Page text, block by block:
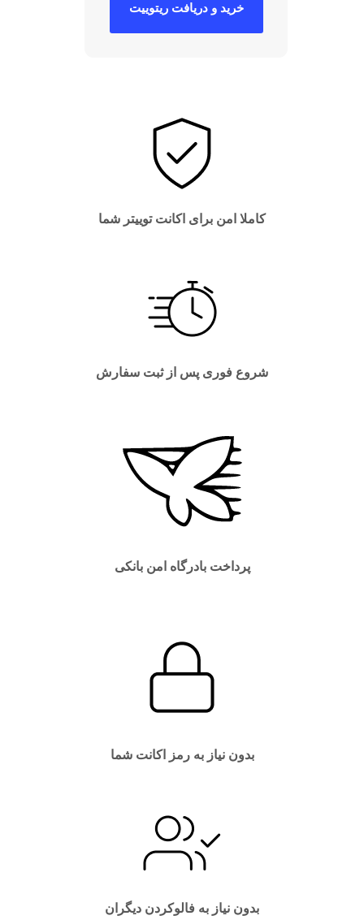
خرید و دریافت ریتوییت
کاملا امن برای اکانت توییتر شما
شروع فوری پس از ثبت سفارش
پرداخت بادرگاه امن بانکی
بدون نیاز به رمز اکانت شما
بدون نیاز به فالوکردن دیگران